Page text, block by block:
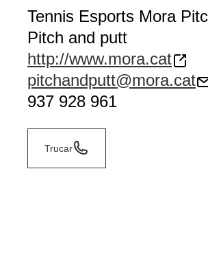
Tennis Esports Mora
Pitch and putt
http://www.mora.cat
pitchandputt@mora.cat
937 928 961
Trucar